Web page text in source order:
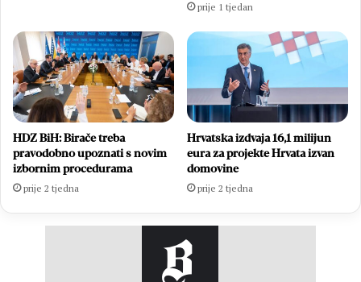
prije 1 tjedan
HDZ BiH: Birače treba
pravodobno upoznati s novim
izbornim procedurama
prije 2 tjedna
Hrvatska izdvaja 16,1 milijun
eura za projekte Hrvata izvan
domovine
prije 2 tjedna